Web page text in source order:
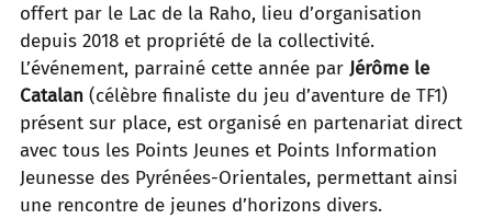
offert par le Lac de la Raho, lieu d’organisation
depuis 2018 et propriété de la collectivité.
L’événement, parrainé cette année par Jérôme le
Catalan (célèbre finaliste du jeu d’aventure de TF1)
présent sur place, est organisé en partenariat direct
avec tous les Points Jeunes et Points Information
Jeunesse des Pyrénées-Orientales, permettant ainsi
une rencontre de jeunes d’horizons divers.